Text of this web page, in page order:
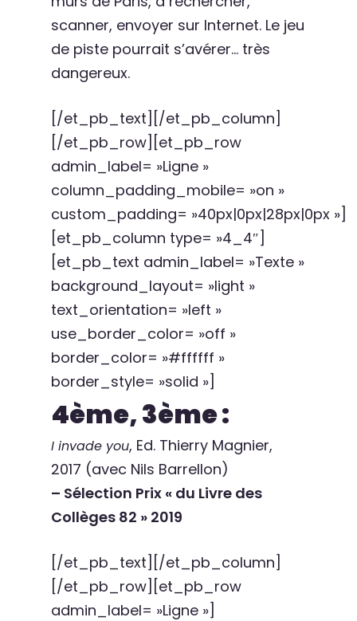
scanner, envoyer sur Internet. Le jeu
de piste pourrait s’avérer… très
dangereux.
[/et_pb_text][/et_pb_column]
[/et_pb_row][et_pb_row
admin_label= »Ligne »
column_padding_mobile= »on »
custom_padding= »40px|0px|28px|0px »]
[et_pb_column type= »4_4″]
[et_pb_text admin_label= »Texte »
background_layout= »light »
text_orientation= »left »
use_border_color= »off »
border_color= »#ffffff »
border_style= »solid »]
4ème, 3ème :
I invade you, Ed. Thierry Magnier,
2017 (avec Nils Barrellon)
– Sélection Prix « du Livre des
Collèges 82 » 2019
[/et_pb_text][/et_pb_column]
[/et_pb_row][et_pb_row
admin_label= »Ligne »]